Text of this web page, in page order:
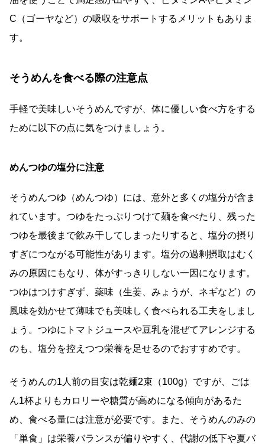
C（ゴーヤなど）の吸収をサポートするメリットもありま
す。
そうめんを食べる際の注意点
手軽で美味しいそうめんですが、体に優しい食べ方をする
ために以下の点に気をつけましょう。
めんつゆの塩分に注意
そうめんつゆ（めんつゆ）には、意外と多くの塩分が含ま
れています。つゆをたっぷりつけて麺を食べたり、残った
つゆを最後まで飲み干してしまったりすると、塩分の摂り
すぎにつながる可能性があります。塩分の過剰摂取はむく
みの原因にもなり、体がすっきりしない一因になります。
つゆはつけすぎず、薬味（生姜、みょうが、ネギなど）の
風味を効かせて薄味でも美味しく食べられる工夫をしまし
ょう。つゆにトマトジュースや豆乳を混ぜてアレンジする
のも、塩分を控えつつ栄養を足せるのでおすすめです。
そうめんの1人前の目安は乾麺2束（100g）ですが、ごは
ん1杯よりもカロリーや糖質が高めになる傾向があるた
め、食べる量には注意が必要です。また、そうめんのみの
「単食」は栄養バランスが偏りやすく、代謝の低下や夏バ